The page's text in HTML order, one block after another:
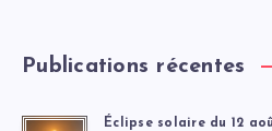
Publications récentes
Éclipse solaire du 12